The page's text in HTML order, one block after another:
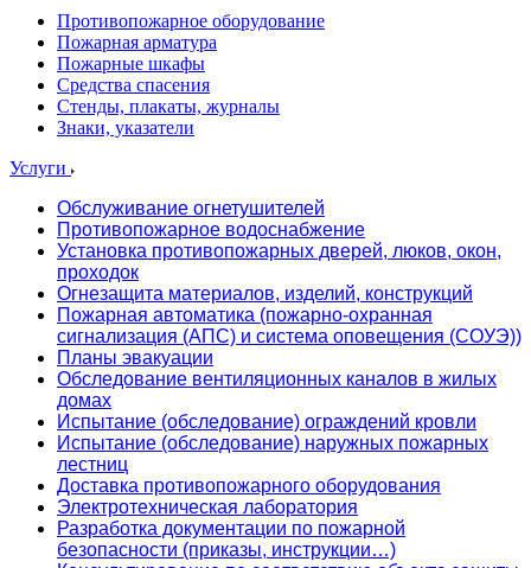
Противопожарное оборудование
Пожарная арматура
Пожарные шкафы
Средства спасения
Стенды, плакаты, журналы
Знаки, указатели
Услуги
Обслуживание огнетушителей
Противопожарное водоснабжение
Установка противопожарных дверей, люков, окон,
проходок
Огнезащита материалов, изделий, конструкций
Пожарная автоматика (пожарно-охранная
сигнализация (АПС) и система оповещения (СОУЭ))
Планы эвакуации
Обследование вентиляционных каналов в жилых
домах
Испытание (обследование) ограждений кровли
Испытание (обследование) наружных пожарных
лестниц
Доставка противопожарного оборудования
Электротехническая лаборатория
Разработка документации по пожарной
безопасности (приказы, инструкции…)